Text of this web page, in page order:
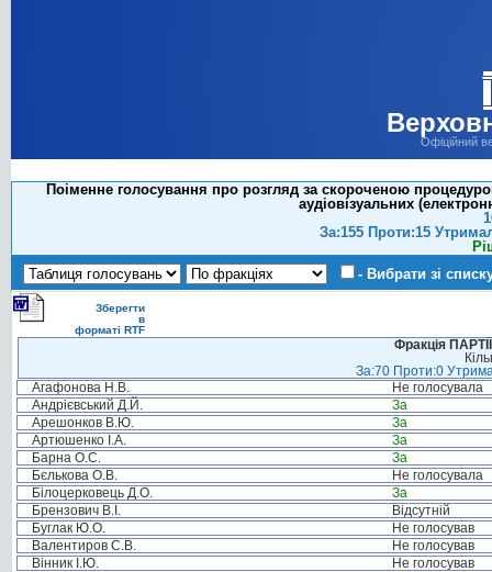
Офіційний
Поіменне голосування про розгляд за скороченою
аудіовізуальних
За:155 Проти:15
- Вибрати зі
Зберегти
в
форматі RTF
Фракція
За:70 Проти:0
Агафонова Н.В.
Не голосувала
Андрієвський Д.Й.
За
Арешонков В.Ю.
За
Артюшенко І.А.
За
Барна О.С.
За
Бєлькова О.В.
Не голосувала
Білоцерковець Д.О.
За
Брензович В.І.
Відсутній
Буглак Ю.О.
Не голосував
Валентиров С.В.
Не голосував
Вінник І.Ю.
Не голосував